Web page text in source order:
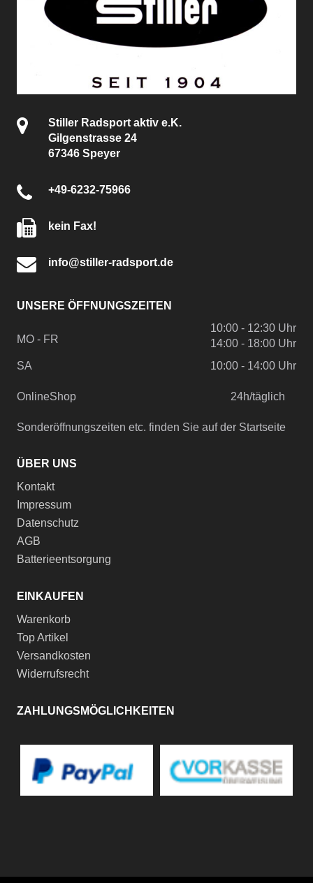
Stiller Radsport aktiv e.K.
Gilgenstrasse 24
67346 Speyer
+49-6232-75966
kein Fax!
info@stiller-radsport.de
UNSERE ÖFFNUNGSZEITEN
MO - FR
10:00 - 12:30 Uhr
14:00 - 18:00 Uhr
SA
10:00 - 14:00 Uhr
OnlineShop 24h/täglich
Sonderöffnungszeiten etc. finden Sie auf der Startseite
ÜBER UNS
Kontakt
Impressum
Datenschutz
AGB
Batterieentsorgung
EINKAUFEN
Warenkorb
Top Artikel
Versandkosten
Widerrufsrecht
ZAHLUNGSMÖGLICHKEITEN